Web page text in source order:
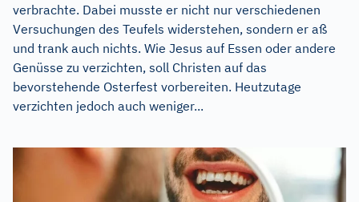
verbrachte. Dabei musste er nicht nur verschiedenen
Versuchungen des Teufels widerstehen, sondern er aß
und trank auch nichts. Wie Jesus auf Essen oder andere
Genüsse zu verzichten, soll Christen auf das
bevorstehende Osterfest vorbereiten. Heutzutage
verzichten jedoch auch weniger...